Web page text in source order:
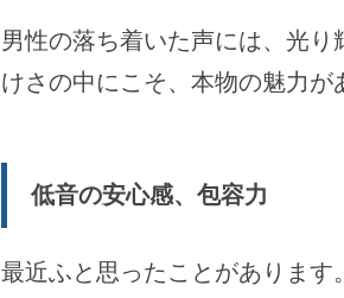
男性の落ち着いた声には、光
けさの中にこそ、本物の魅力が
低音の安心感、包容力
最近ふと思ったことがあります。